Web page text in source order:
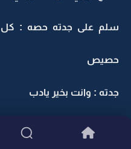
سلم على جدته حصه : كل
حصيص
جدته : وانت بخير يادب
صالح : افى انا دب